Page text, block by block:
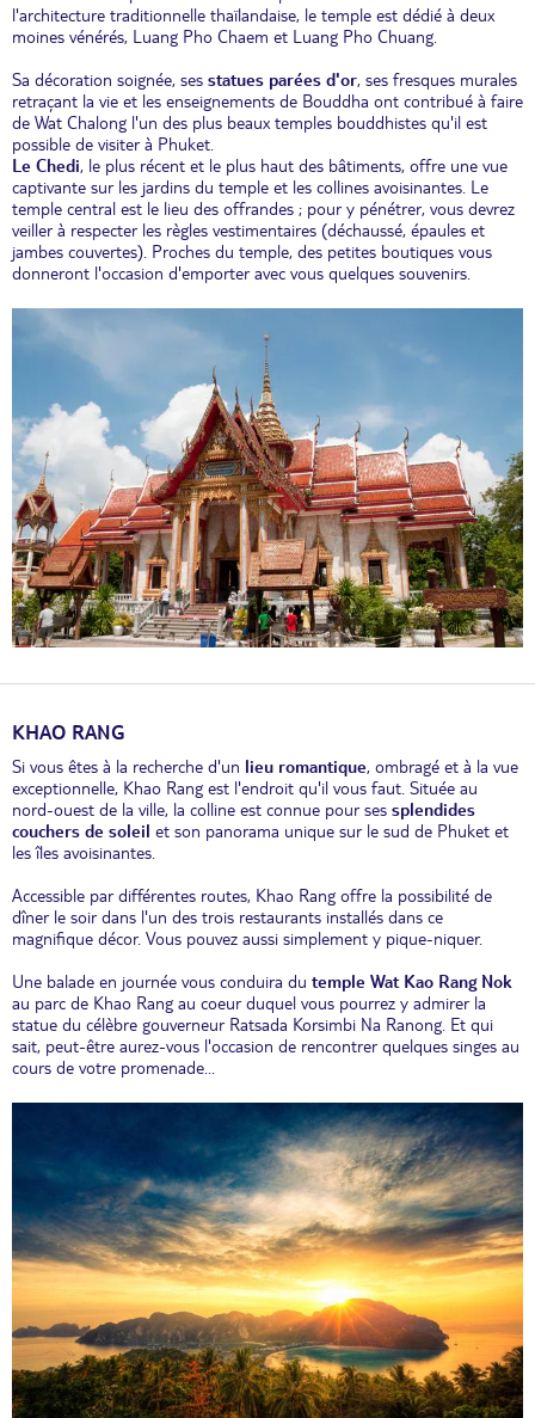
l'architecture traditionnelle thaïlandaise, le temple est dédié à deux
moines vénérés, Luang Pho Chaem et Luang Pho Chuang.
Sa décoration soignée, ses statues parées d'or, ses fresques murales
retraçant la vie et les enseignements de Bouddha ont contribué à faire
de Wat Chalong l'un des plus beaux temples bouddhistes qu'il est
possible de visiter à Phuket.
Le Chedi, le plus récent et le plus haut des bâtiments, offre une vue
captivante sur les jardins du temple et les collines avoisinantes. Le
temple central est le lieu des offrandes ; pour y pénétrer, vous devrez
veiller à respecter les règles vestimentaires (déchaussé, épaules et
jambes couvertes). Proches du temple, des petites boutiques vous
donneront l'occasion d'emporter avec vous quelques souvenirs.
KHAO RANG
Si vous êtes à la recherche d'un lieu romantique, ombragé et à la vue
exceptionnelle, Khao Rang est l'endroit qu'il vous faut. Située au
nord-ouest de la ville, la colline est connue pour ses splendides
couchers de soleil et son panorama unique sur le sud de Phuket et
les îles avoisinantes.
Accessible par différentes routes, Khao Rang offre la possibilité de
dîner le soir dans l'un des trois restaurants installés dans ce
magnifique décor. Vous pouvez aussi simplement y pique-niquer.
Une balade en journée vous conduira du temple Wat Kao Rang Nok
au parc de Khao Rang au coeur duquel vous pourrez y admirer la
statue du célèbre gouverneur Ratsada Korsimbi Na Ranong. Et qui
sait, peut-être aurez-vous l'occasion de rencontrer quelques singes au
cours de votre promenade...